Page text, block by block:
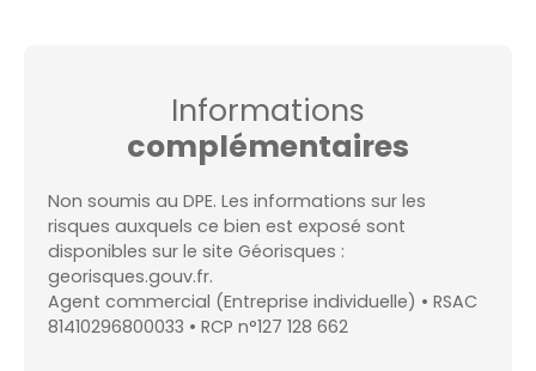
Informations
complémentaires
Non soumis au DPE. Les informations sur les
risques auxquels ce bien est exposé sont
disponibles sur le site Géorisques :
georisques.gouv.fr.
Agent commercial (Entreprise individuelle) • RSAC
81410296800033 • RCP n°127 128 662